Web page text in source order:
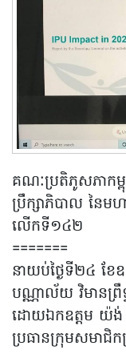
គណៈប្រតិភូសភាកម្
ប្រឹក្សាភិបាល នៃម
លើកទី១៤២
=======
នាយប់ថ្ងៃទី២៤ ខ
បណ្ណាល័យ វិមានព្រឹ
ដោយឯកឧត្តម យ៉ង់
ប្រធានក្រុមសមាជិ